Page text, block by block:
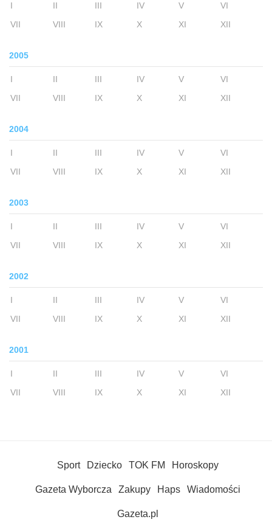
I II III IV V
VI
VII
VIII IX X XI XII
2005
I II III IV V
VI
VII
VIII IX X XI XII
2004
I II III IV V
VI
VII
VIII IX X XI XII
2003
I II III IV V
VI
VII
VIII IX X XI XII
2002
I II III IV V
VI
VII
VIII IX X XI XII
2001
I II III IV V
VI
VII
VIII IX X XI XII
Sport Dziecko TOK FM Horoskopy
Gazeta Wyborcza Zakupy Haps Wiadomości
Gazeta.pl